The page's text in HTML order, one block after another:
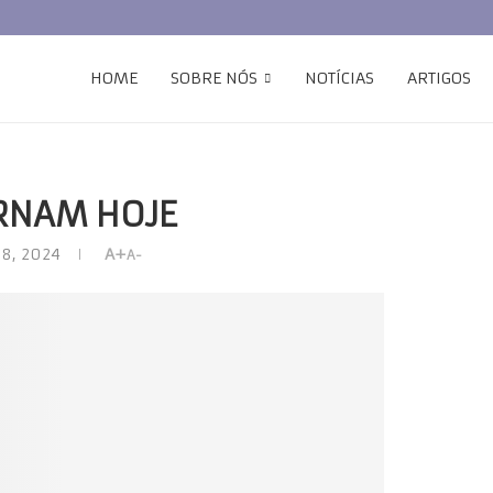
HOME SOBRE NÓS NOTÍCIAS ARTIGOS
HOJE
2024 A+A-